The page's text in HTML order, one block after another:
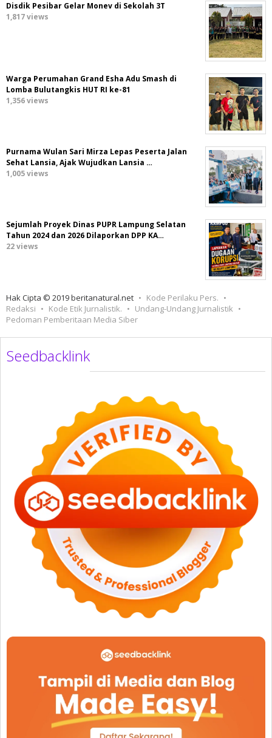
Disdik Pesibar Gelar Monev di Sekolah 3T
1,817 views
Warga Perumahan Grand Esha Adu Smash di
Lomba Bulutangkis HUT RI ke-81
1,356 views
Purnama Wulan Sari Mirza Lepas Peserta Jalan
Sehat Lansia, Ajak Wujudkan Lansia …
1,005 views
Sejumlah Proyek Dinas PUPR Lampung Selatan
Tahun 2024 dan 2026 Dilaporkan DPP KA…
22 views
Hak Cipta © 2019 beritanatural.net
Kode Perilaku Pers.
Redaksi
Kode Etik Jurnalistik.
Undang-Undang Jurnalistik
Pedoman Pemberitaan Media Siber
Seedbacklink